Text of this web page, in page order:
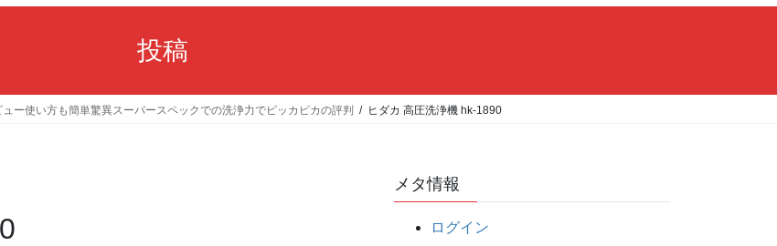
投稿
ー使い方も簡単驚異スーパースペックでの洗浄力でピッカピカの評判 ヒダカ 高圧洗浄機 hk-1890
メタ情報
ログイン